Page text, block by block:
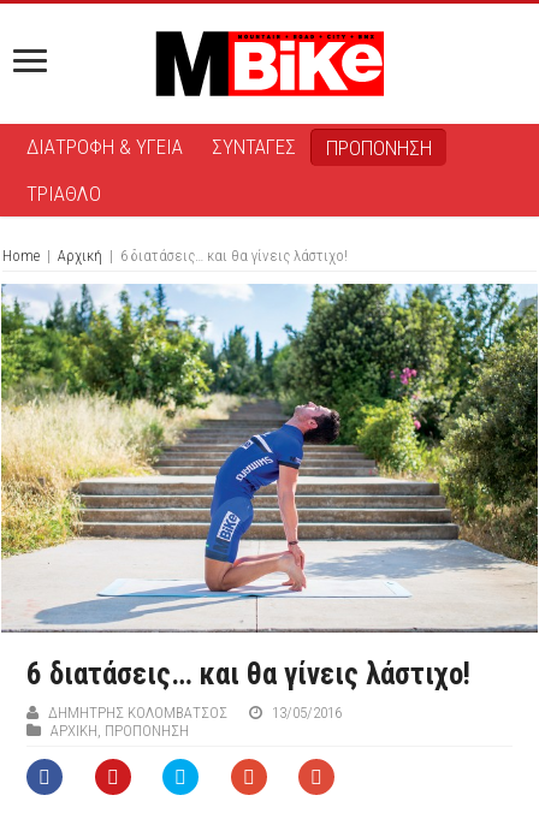
ΔΙΑΤΡΟΦΗ & ΥΓΕΙΑ ΣΥΝΤΑΓΕΣ
ΠΡΟΠΟΝΗΣΗ
ΤΡΙΑΘΛΟ
Home | Αρχική | 6 διατάσεις… και θα γίνεις λάστιχο!
6 διατάσεις… και θα γίνεις λάστιχο!
ΔΗΜΉΤΡΗΣ ΚΟΛΟΜΒΆΤΣΟΣ
13/05/2016
ΑΡΧΙΚΉ, ΠΡΟΠΟΝΗΣΗ